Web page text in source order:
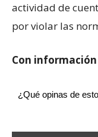
actividad de
por violar las
Con
¿Qué opinas de